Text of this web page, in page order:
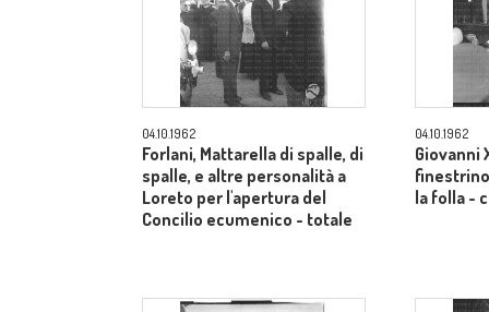
04.10.1962
Forlani, Mattarella di spalle, di
spalle, e altre personalità a
Loreto per l'apertura del
Concilio ecumenico - totale
04.10.1962
Giovanni
la folla -